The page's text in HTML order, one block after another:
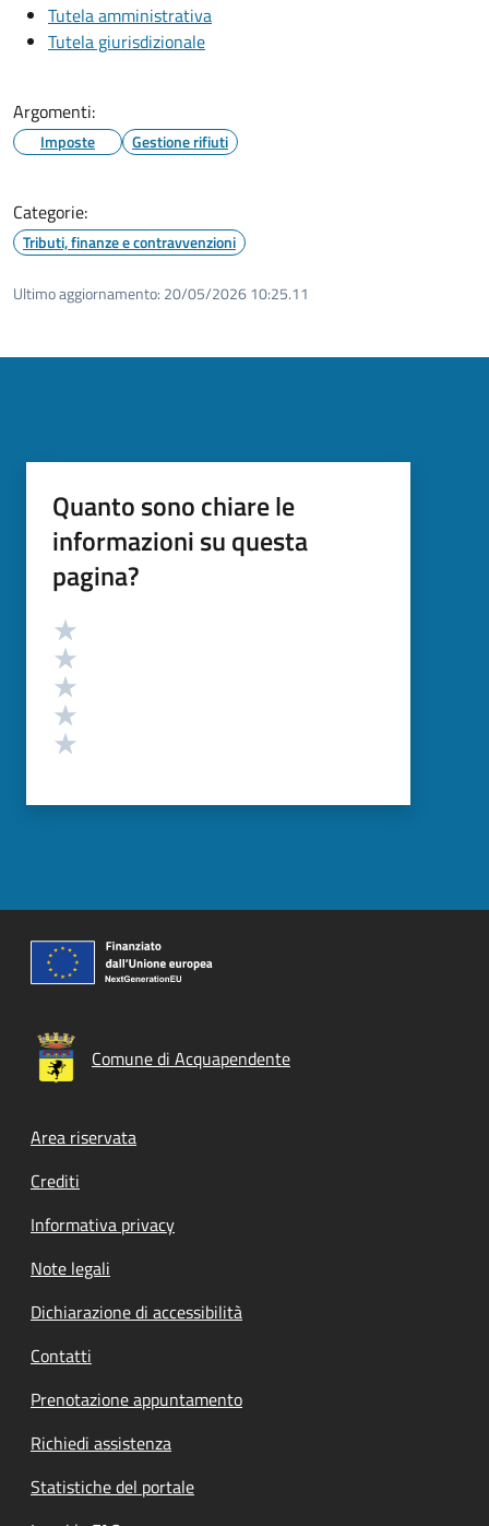
Tutela amministrativa
Tutela giurisdizionale
Argomenti:
Imposte Gestione rifiuti
Categorie:
Tributi, finanze e contravvenzioni
Ultimo aggiornamento: 20/05/2026 10:25.11
Quanto sono chiare le
informazioni su questa
pagina?
Valutazione
Comune di Acquapendente
Footer menu
Area riservata
Crediti
Informativa privacy
Note legali
Dichiarazione di accessibilità
Contatti
Prenotazione appuntamento
Richiedi assistenza
Statistiche del portale